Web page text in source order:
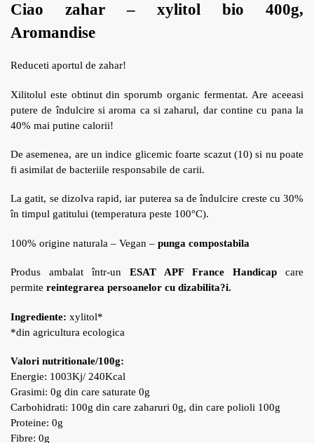
Ciao zahar – xylitol bio 400g,
Aromandise
Reduceti aportul de zahar!
Xilitolul este obtinut din sporumb organic fermentat. Are aceeasi
putere de îndulcire si aroma ca si zaharul, dar contine cu pana la
40% mai putine calorii!
De asemenea, are un indice glicemic foarte scazut (10) si nu poate
fi asimilat de bacteriile responsabile de carii.
La gatit, se dizolva rapid, iar puterea sa de îndulcire creste cu 30%
în timpul gatitului (temperatura peste 100°C).
100% origine naturala – Vegan – punga compostabila
Produs ambalat într-un ESAT APF France Handicap care
permite reintegrarea persoanelor cu dizabilita?i.
Ingrediente: xylitol*
*din agricultura ecologica
Valori nutritionale/100g:
Energie: 1003Kj/ 240Kcal
Grasimi: 0g din care saturate 0g
Carbohidrati: 100g din care zaharuri 0g, din care polioli 100g
Proteine: 0g
Fibre: 0g